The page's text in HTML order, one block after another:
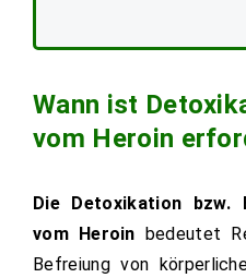
Wann ist
vom Heroin
Die Detoxikation bzw.
vom Heroin bedeutet
Befreiung von